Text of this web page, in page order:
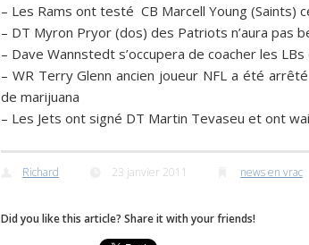
– Les Rams ont testé CB Marcell Young (Saints)
– DT Myron Pryor (dos) des Patriots n’aura pas
– Dave Wannstedt s’occupera de coacher les LBs
– WR Terry Glenn ancien joueur NFL a été arrêté
de marijuana
– Les Jets ont signé DT Martin Tevaseu et ont
Richard 23 janvier 2011 news en vrac
Did you like this article? Share it with your friends!